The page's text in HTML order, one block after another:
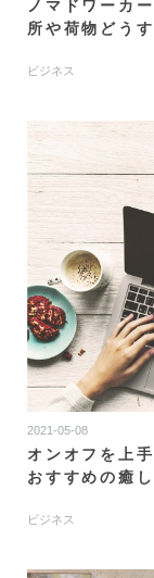
ノマドワーカ
所や荷物どう
ビジネス
2021-05-08
オンオフを上
おすすめの癒
ビジネス